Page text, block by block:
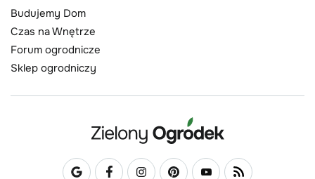
Budujemy Dom
Czas na Wnętrze
Forum ogrodnicze
Sklep ogrodniczy